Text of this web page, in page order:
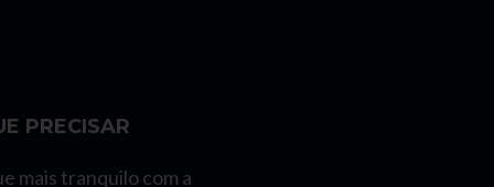
PRECISAR
mais tranquilo com a